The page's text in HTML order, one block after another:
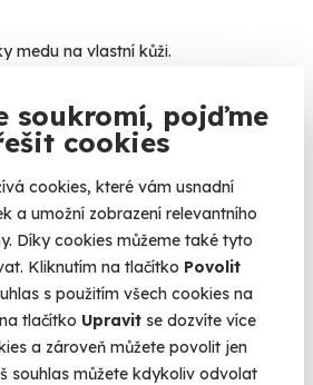
soukromí, pojďme
cookies
cookies, které vám usnadní
a umožní zobrazení relevantního
Díky cookies můžeme také tyto
Kliknutím na tlačítko Povolit
s použitím všech cookies na
tlačítko Upravit se dozvíte více
a zároveň můžete povolit jen
souhlas můžete kdykoliv odvolat
medu na vlastní kůži.
08. 2026